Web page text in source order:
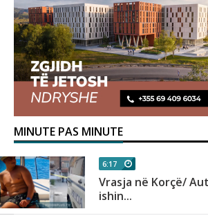
MINUTE PAS MINUTE
6:17
Vrasja në Korçë/
ishin...